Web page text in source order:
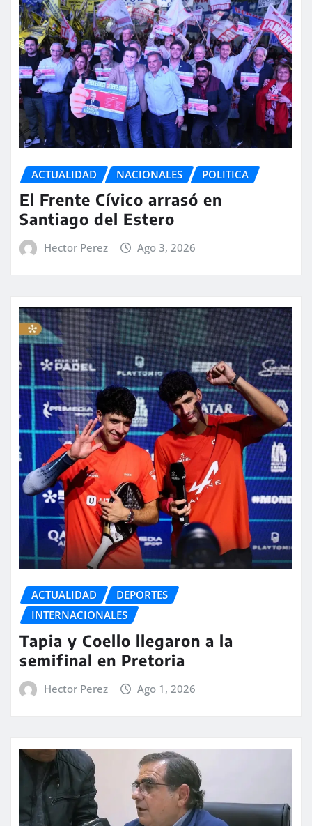
ACTUALIDAD NACIONALES POLITICA
El Frente Cívico arrasó en
Santiago del Estero
Hector Perez Ago 3, 2026
ACTUALIDAD
DEPORTES
INTERNACIONALES
Tapia y Coello llegaron a la
semifinal en Pretoria
Hector Perez Ago 1, 2026